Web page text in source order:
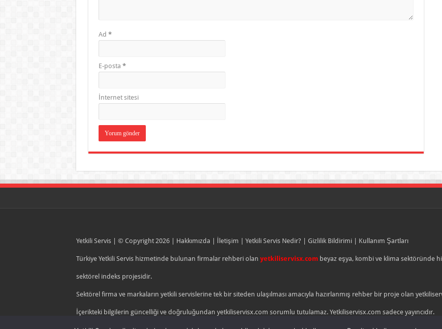
Ad *
E-posta *
İnternet sitesi
Yetkili Servis| © Copyright 2026 | Hakkımızda İletişim Yetkili Servis Nedir? Gizlilik Bildirimi| Kullanım Şartları
Türkiye Yetkili Servis hizmetinde bulunan firmalar rehberi olan yetkiliservisx.combeyaz eşya, kombi ve klima sektöründe
sektörel indeks projesidir.
Sektörel firma ve markaların yetkili servislerine tek bir siteden ulaşılması amacıyla hazırlanmış rehber bir proje olan
İçerikteki bilgilerin güncelliği ve doğruluğundan yetkiliservisx.com sorumlu tutulamaz. Yetkiliservisx.com sadece yayıncıdır.